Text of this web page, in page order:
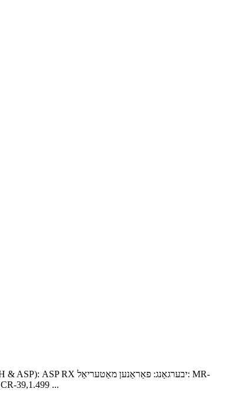
8 MOQ: 1 פּאָר פּראָדוקט נאָמען: 1.70 מינעראַל אַספּ ווייסע וק אָפּטיש אָביעקטיוו פּראָדוקטן מיר צושטעלן 1.59 פּאָליקאַרבאָנאַטע אָביעקטיוו CR-39,1.499 ...